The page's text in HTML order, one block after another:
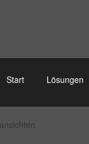
Start Lösungen